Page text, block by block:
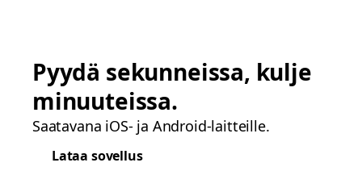
Pyydä sekunneissa, kulje
minuuteissa.
Saatavana iOS- ja Android-laitteille.
Lataa sovellus